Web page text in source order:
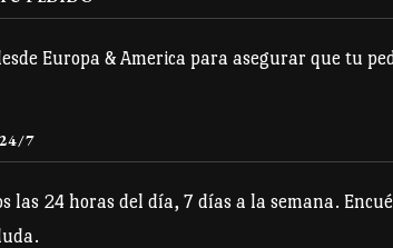
Europa & America para asegurar que tu
7
las 24 horas del día, 7 días a la semana.